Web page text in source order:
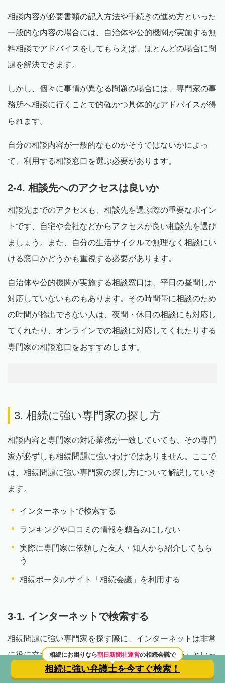
相談内容が必要書類の記入方法や手続きの進め方といった
一般的な内容の場合には、自治体や公的機関が実施する無
料相談でアドバイスをしてもらえば、ほとんどの場合に問
題を解決できます。
しかし、個々に事情が異なる問題の場合には、専門家の事
務所へ相談に行くことで的確かつ具体的なアドバイスが得
られます。
自分の相談内容が一般的なものかそうではないかによっ
て、利用する相談窓口を選ぶ必要があります。
2-4. 相談先へのアクセスは良いか
相談先までのアクセスも、相談先を選ぶ際の重要なポイン
トです、自宅や会社などからアクセスが良い相談先を選び
ましょう。また、自分の生活サイクルで無理なく相談にい
ける窓口かどうかも重視する必要があります。
自治体や公的機関が実施する相談窓口は、平日の昼間しか
対応していないものもあります。その時間帯に相談のため
の時間が捻出できない人は、夜間・休日の相談にも対応し
てくれたり、オンラインでの相談に対応してくれたりする
専門家の相談窓口をおすすめします。
3. 相続に強い専門家の探し方
相談内容と専門家の対応業務が一致していても、その専門
家が必ずしも相続問題に強いわけではありません。ここで
は、相続問題に強い専門家の探し方について解説していき
ます。
インターネットで検索する
ランキングや口コミの情報を鵜呑みにしない
実際に専門家に依頼した友人・知人から紹介してもら
う
相続ポータルサイト「相続会議」を利用する
3-1. インターネットで検索する
相続問題に強い専門家を探す際に、インターネットは非常
に役に立ちます。例えば「久留米 弁護士 相続」といっ
たキーワードで検索すると、弁護士のウェブサイトがヒッ
相続にお困りなら朝日新聞社運営の相続会議で
相続に強い弁護士を今すぐ検索！